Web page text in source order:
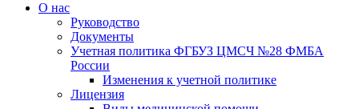
О нас
Руководство
Документы
Учетная политика ФГБУЗ ЦМСЧ №28 ФМБА
России
Изменения к учетной политике
Лицензия